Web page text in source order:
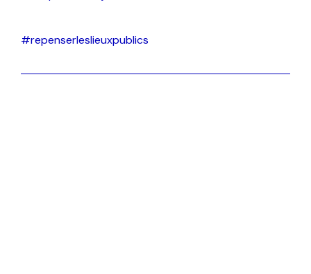
#repenserleslieuxpublics